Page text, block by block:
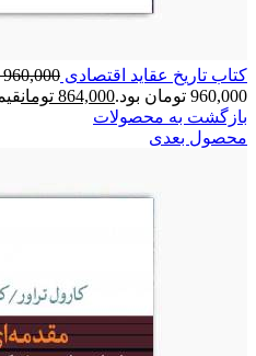
کتاب تاریخ عقاید اقتصادی 960,000
960,000 تومان بود.
864,000 تومانقیمت
بازگشت به محصولات
محصول بعدی